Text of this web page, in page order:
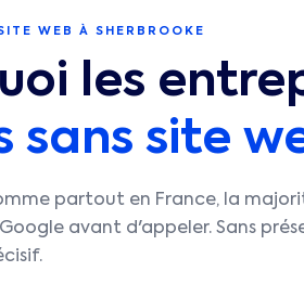
WEB À SHERBROOKE
les
sans site
partout en France, la
avant d'appeler. Sans